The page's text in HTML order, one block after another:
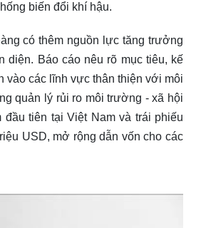
biến đổi khí hậu.
có thêm nguồn lực tăng trưởng
diện. Báo cáo nêu rõ mục tiêu, kế
vào các lĩnh vực thân thiện với môi
quản lý rủi ro môi trường - xã hội
đầu tiên tại Việt Nam và trái phiếu
USD, mở rộng dẫn vốn cho các